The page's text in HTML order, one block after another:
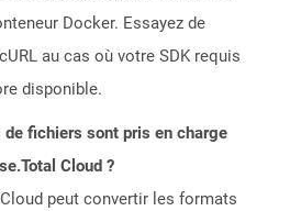
Docker. Essayez de
au cas où votre SDK requis
disponible.
de fichiers sont pris en charge
Cloud ?
peut convertir les formats